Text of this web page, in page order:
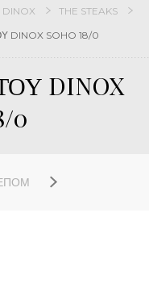
THE STEAKS
DINOX SOHO 18/0
DINOX
0